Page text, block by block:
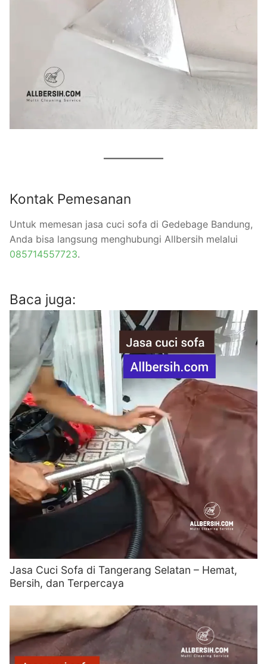
Kontak Pemesanan
Untuk memesan jasa cuci sofa di Gedebage Bandung,
Anda bisa langsung menghubungi Allbersih melalui
085714557723.
Baca juga:
Jasa Cuci Sofa di Tangerang Selatan – Hemat,
Bersih, dan Terpercaya